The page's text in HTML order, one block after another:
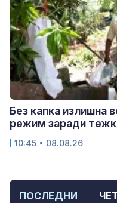
ПОСЛЕДНИ
Без капка излишна
режим заради
10:45 • 08.08.26